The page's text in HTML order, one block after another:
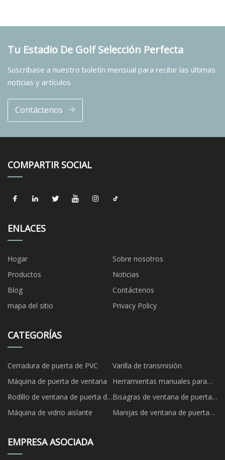
Tu Estadio De Golf Selección Perfecta
Suscríbase a nuestro boletín mensual para recibir las últimas
noticias y artículos
Contáctenos
COMPARTIR SOCIAL
ENLACES
Hogar
Sobre nosotros
Productos
Noticias
Blog
Contáctenos
mapa del sitio
Privacy Policy
CATEGORÍAS
Cerradura de puerta de PVC
Varilla de transmisión
Máquina de puerta de ventana
Herramientas manuales para
puertas y ventanas
Rodillo de ventana de puerta de
UPVC
Bisagras de ventana de puerta
de UPVC
Máquina de vidrio aislante
Manijas de ventana de puerta
EMPRESA ASOCIADA